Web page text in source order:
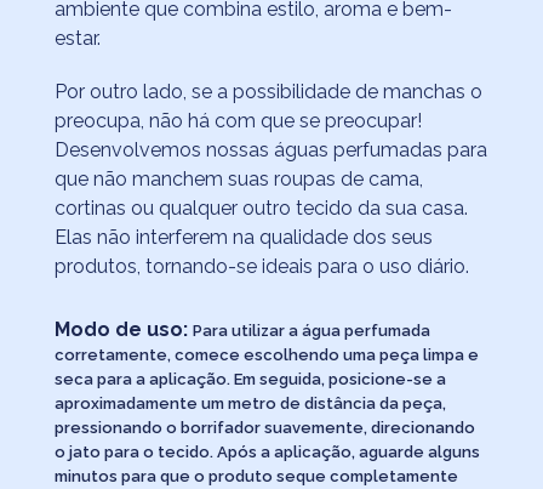
ambiente que combina estilo, aroma e bem-
estar.
Por outro lado, se a possibilidade de manchas o
preocupa, não há com que se preocupar!
Desenvolvemos nossas águas perfumadas para
que não manchem suas roupas de cama,
cortinas ou qualquer outro tecido da sua casa.
Elas não interferem na qualidade dos seus
produtos, tornando-se ideais para o uso diário.
Modo de uso: Para utilizar a água perfumada
corretamente, comece escolhendo uma peça limpa e
seca para a aplicação. Em seguida, posicione-se a
aproximadamente um metro de distância da peça,
pressionando o borrifador suavemente, direcionando
o jato para o tecido. Após a aplicação, aguarde alguns
minutos para que o produto seque completamente